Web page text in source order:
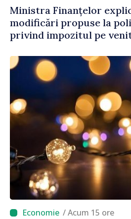
Ministra Finanțelor
modificări propuse la
privind impozitul pe
/ Acum 15 ore